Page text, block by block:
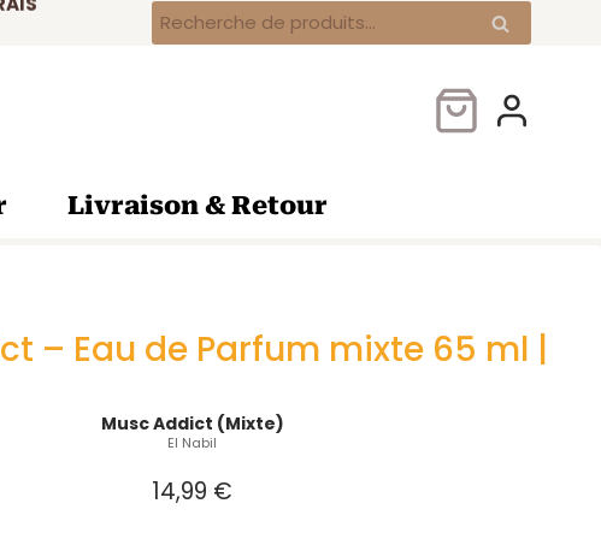
Recherche
pour :
Recherche
Livraison & Retour
– Eau de Parfum mixte 65 ml |
Musc Addict (Mixte)
El Nabil
14,99 €
Musc
Addict
65